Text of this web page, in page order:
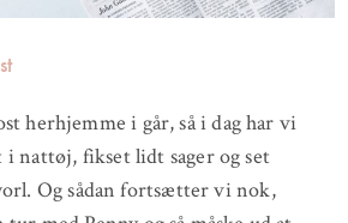
herhjemme i går, så i dag har vi
i nattøj, fikset lidt sager og set
Og sådan fortsætter vi nok,